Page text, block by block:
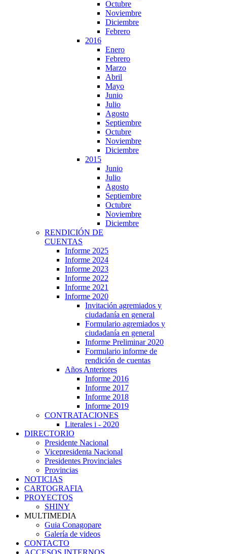
Octubre
Noviembre
Diciembre
Febrero
2016
Enero
Febrero
Marzo
Abril
Mayo
Junio
Julio
Agosto
Septiembre
Octubre
Noviembre
Diciembre
2015
Junio
Julio
Agosto
Septiembre
Octubre
Noviembre
Diciembre
RENDICIÓN DE
CUENTAS
Informe 2025
Informe 2024
Informe 2023
Informe 2022
Informe 2021
Informe 2020
Invitación agremiados y
ciudadanía en general
Formulario agremiados y
ciudadanía en general
Informe Preliminar 2020
Formulario informe de
rendición de cuentas
Años Anteriores
Informe 2016
Informe 2017
Informe 2018
Informe 2019
CONTRATACIONES
Literales i - 2020
DIRECTORIO
Presidente Nacional
Vicepresidenta Nacional
Presidentes Provinciales
Provincias
NOTICIAS
CARTOGRAFIA
PROYECTOS
SHINY
MULTIMEDIA
Guia Conagopare
Galería de videos
CONTACTO
ACCESOS INTERNOS